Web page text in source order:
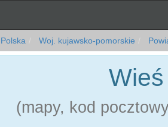
Polska Woj. kujawsko-pomorskie
(mapy, kod